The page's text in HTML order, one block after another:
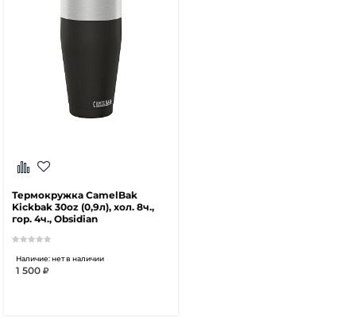
косметика
Термокружка CamelBak
Kickbak 30oz (0,9л), хол. 8ч.,
гор. 4ч., Obsidian
Наличие: нет в наличии
1 500